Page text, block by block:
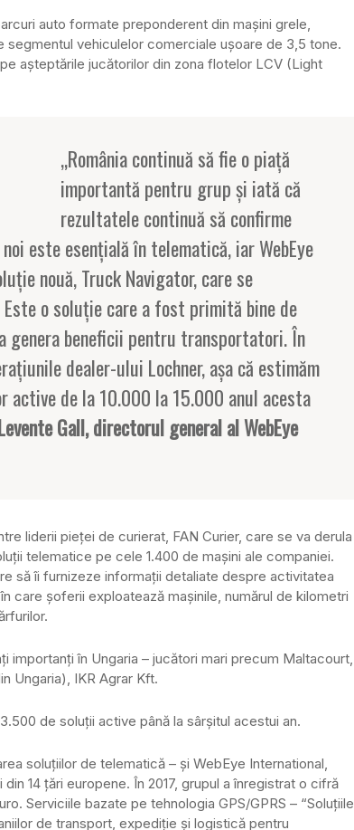
auto formate preponderent din maşini grele,
segmentul vehiculelor comerciale uşoare de 3,5 tone.
aşteptările jucătorilor din zona flotelor LCV (Light
„România continuă să fie o piaţă
importantă pentru grup şi iată că
rezultatele continuă să confirme
este esenţială în telematică, iar WebEye
nouă, Truck Navigator, care se
o soluţie care a fost primită bine de
genera beneficii pentru transportatori. În
dealer-ului Lochner, aşa că estimăm
active de la 10.000 la 15.000 anul acesta
Gall, directorul general al WebEye
liderii pieţei de curierat, FAN Curier, care se va derula
telematice pe cele 1.400 de maşini ale companiei.
să îi furnizeze informaţii detaliate despre activitatea
care şoferii exploatează maşinile, numărul de kilometri
importanţi în Ungaria – jucători mari precum Maltacourt,
Ungaria), IKR Agrar Kft.
de soluţii active până la sârşitul acestui an.
soluţiilor de telematică – şi WebEye International,
14 ţări europene. În 2017, grupul a înregistrat o cifră
Serviciile bazate pe tehnologia GPS/GPRS – “Soluţiile
de transport, expediţie şi logistică pentru